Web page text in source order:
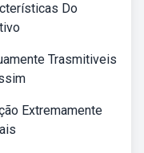
Do
Trasmitiveis
Extremamente